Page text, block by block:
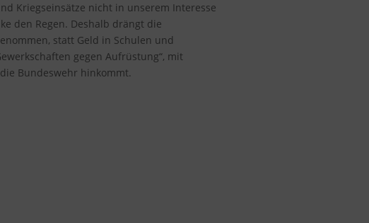
Kriegseinsätze nicht in unserem Interesse
den Regen. Deshalb drängt die
statt Geld in Schulen und
gegen Aufrüstung“, mit
Bundeswehr hinkommt.